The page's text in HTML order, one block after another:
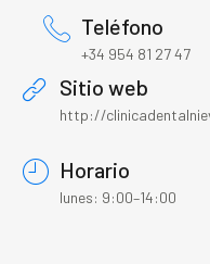
Teléfono
+34 954 81 27 47
Sitio web
http://
Horario
lunes: 9:00–14:00